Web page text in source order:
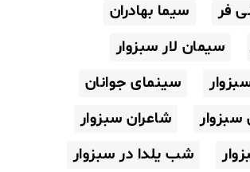
فر
سیما بهادران
سیمان لار سبزوار
سینمای جوانان
شاعران سبزوار
شب یلدا در سبزوار